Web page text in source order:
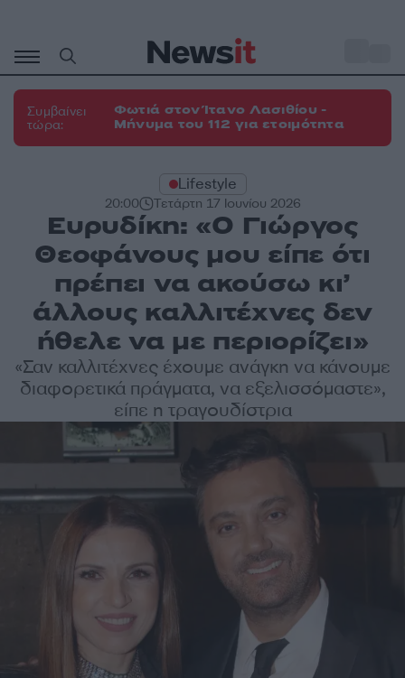
περιεχόμενο
Συμβαίνει
τώρα:
Φωτιά στον Ίτανο Λασιθίου -
Μήνυμα του 112 για ετοιμότητα
Lifestyle
20:00 Τετάρτη 17 Ιουνίου 2026
Ευρυδίκη: «Ο Γιώργος
Θεοφάνους μου είπε ότι
πρέπει να ακούσω κι’
άλλους καλλιτέχνες δεν
ήθελε να με περιορίζει»
«Σαν καλλιτέχνες έχουμε ανάγκη να κάνουμε
διαφορετικά πράγματα, να εξελισσόμαστε»,
είπε η τραγουδίστρια